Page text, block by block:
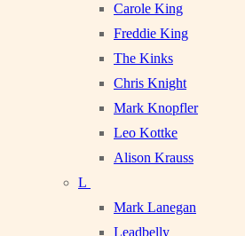
Carole King
Freddie King
The Kinks
Chris Knight
Mark Knopfler
Leo Kottke
Alison Krauss
L
Mark Lanegan
Leadbelly